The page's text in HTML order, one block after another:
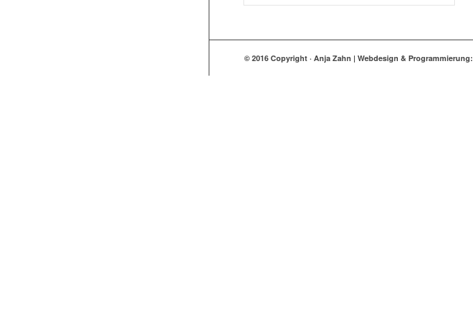
© 2016 Copyright · Anja Zahn | Webdesign & Programmierung: